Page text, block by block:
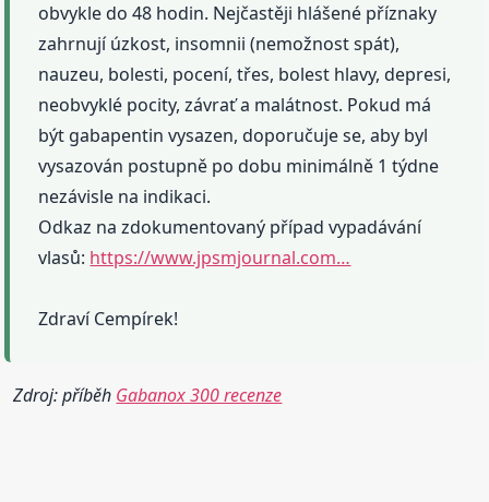
obvykle do 48 hodin. Nejčastěji hlášené příznaky
zahrnují úzkost, insomnii (nemožnost spát),
nauzeu, bolesti, pocení, třes, bolest hlavy, depresi,
neobvyklé pocity, závrať a malátnost. Pokud má
být gabapentin vysazen, doporučuje se, aby byl
vysazován postupně po dobu minimálně 1 týdne
nezávisle na indikaci.
Odkaz na zdokumentovaný případ vypadávání
vlasů: https://www.jpsmjournal.com…
Zdraví Cempírek!
Zdroj: příběh Gabanox 300 recenze